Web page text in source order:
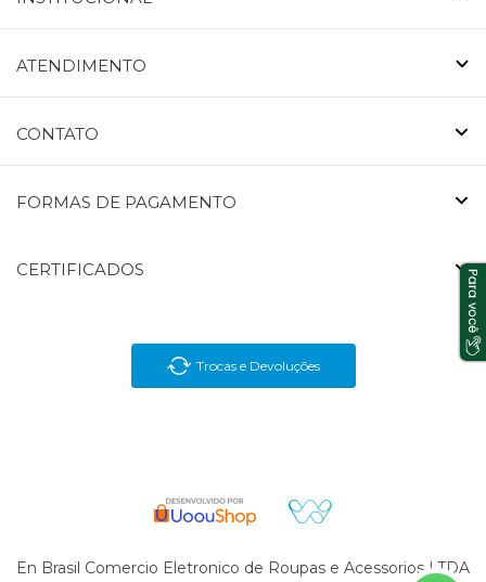
ATENDIMENTO
CONTATO
FORMAS DE PAGAMENTO
CERTIFICADOS
Trocas e Devoluções
En Brasil Comercio Eletronico de Roupas e Acessorios LTDA